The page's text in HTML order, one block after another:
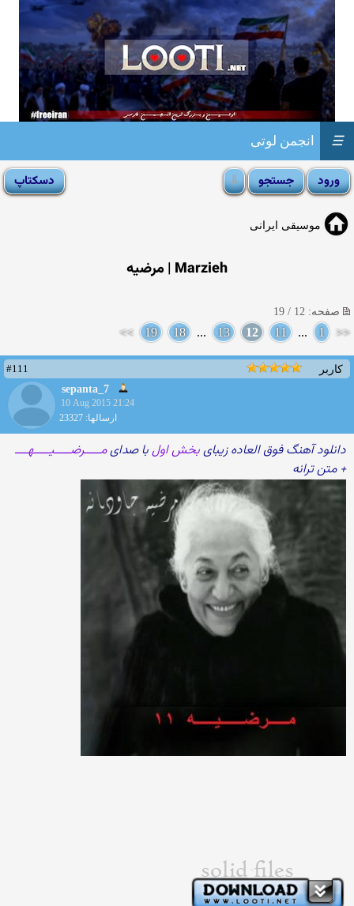
انجمن لوتی ☰
موسیقی ایرانی
Marzieh | مرضیه
صفحه: 12 / 19
<<
1
...
11
12
13
...
18
19
>>
کاربر
#111
sepanta_7
10 Aug 2015 21:24
ارسالها: 23327
دانلود آهنگ فوق العاده زیبایبخش اولبا صدایمـــــرضـــــیـــــهــــ
+ متن ترانه